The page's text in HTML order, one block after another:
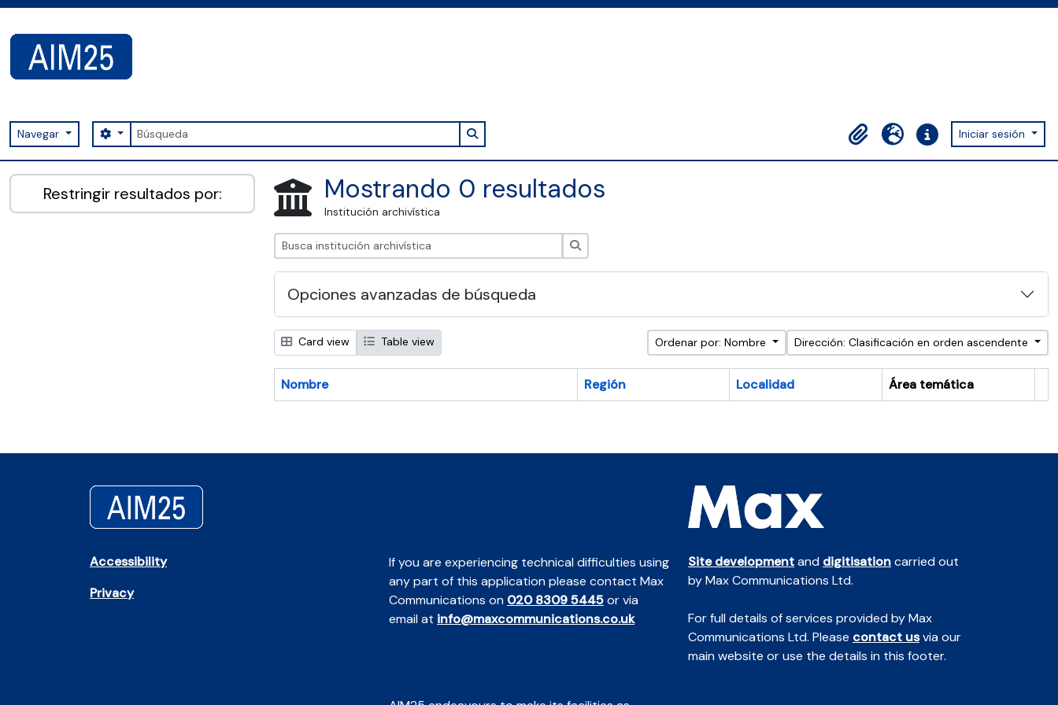
Navegar Búsqueda
Search options Search in browse page
Portapapeles
Idioma Enlaces rápidos
Iniciar sesión
AIM25 - AtoM 2.8.2
Restringir resultados por: Mostrando 0 resultados
Institución archivística
Opciones avanzadas de búsqueda
Card view Table view Ordenar por: Nombre Dirección: Clasificación en orden ascendente
Nombre Región Localidad
Área temática
Accessibility
Privacy
If you are experiencing technical difficulties using
any part of this application please contact Max
Communications on 020 8309 5445or via
email at info@maxcommunications.co.uk
Site developmentand digitisationcarried out
by Max Communications Ltd.
For full details of services provided by Max
Communications Ltd. Please contact usvia our
main website or use the details in this footer.